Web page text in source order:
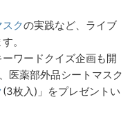
スクの実践など、ライブ
。
ワードクイズ企画も開
医薬部外品シートマスク
(3枚入)」をプレゼントい